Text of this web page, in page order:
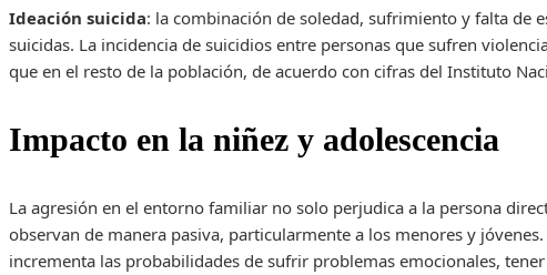
Ideación suicida: la combinación de soledad, sufrimiento y falta de
suicidas. La incidencia de suicidios entre personas que sufren
que en el resto de la población, de acuerdo con cifras del Instituto
Impacto en la niñez y adolescencia
La agresión en el entorno familiar no solo perjudica a la persona
observan de manera pasiva, particularmente a los menores y
incrementa las probabilidades de sufrir problemas emocionales,